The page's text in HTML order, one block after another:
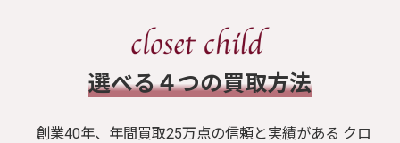
​選べる４つの買取方法
創業40年、年間買取25万点の信頼と実績がある クロ